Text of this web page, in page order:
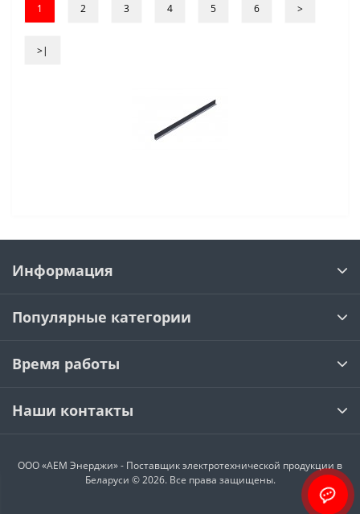
1 2 3 4 5 6 >
>|
Информация
Популярные категории
Время работы
Наши контакты
ООО «АЕМ Энерджи» - Поставщик электротехнической продукции в
Беларуси © 2026. Все права защищены.